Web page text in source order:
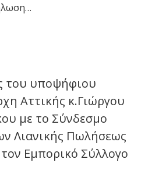
του υποψήφιου
Αττικής κ.Γιώργου
με το Σύνδεσμο
Λιανικής Πωλήσεως
Εμπορικό Σύλλογο